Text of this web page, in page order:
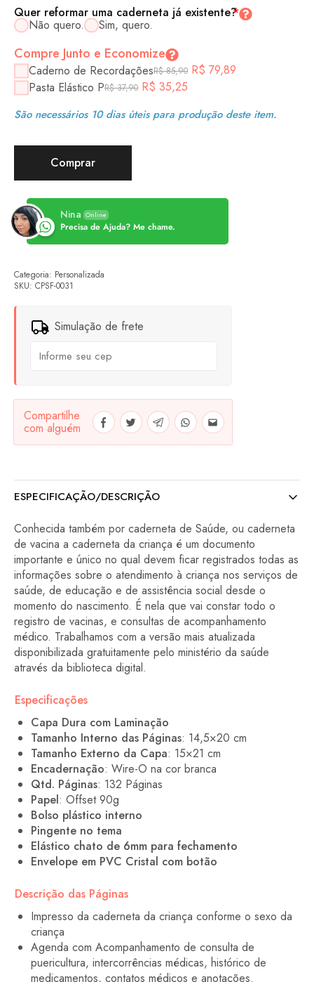
*
Quer reformar uma caderneta já existente?
Não quero. Sim, quero.
Compre Junto e Economize
Caderno de RecordaçõesR$85,90 R$ 79,89
Pasta Elástico PR$37,90 R$ 35,25
São necessários 10 dias úteis para produção deste item.
Comprar
Nina Online
Precisa de Ajuda? Me chame.
SKU: CPSF-0031
Categoria: Personalizada
Simulação de frete
Compartilhe
com alguém
ESPECIFICAÇÃO/DESCRIÇÃO
Conhecida também por caderneta de Saúde, ou caderneta
de vacina a caderneta da criança é um documento
importante e único no qual devem ficar registrados todas as
informações sobre o atendimento à criança nos serviços de
saúde, de educação e de assistência social desde o
momento do nascimento. É nela que vai constar todo o
registro de vacinas, e consultas de acompanhamento
médico. Trabalhamos com a versão mais atualizada
disponibilizada gratuitamente pelo ministério da saúde
através da biblioteca digital.
Especificações
Capa Dura com Laminação
Tamanho Interno das Páginas: 14,5×20 cm
Tamanho Externo da Capa: 15×21 cm
Encadernação: Wire-O na cor branca
Qtd. Páginas: 132 Páginas
Papel: Offset 90g
Bolso plástico interno
Pingente no tema
Elástico chato de 6mm para fechamento
Envelope em PVC Cristal com botão
Descrição das Páginas
Impresso da caderneta da criança conforme o sexo da
criança
Agenda com Acompanhamento de consulta de
puericultura, intercorrências médicas, histórico de
medicamentos, contatos médicos e anotações.